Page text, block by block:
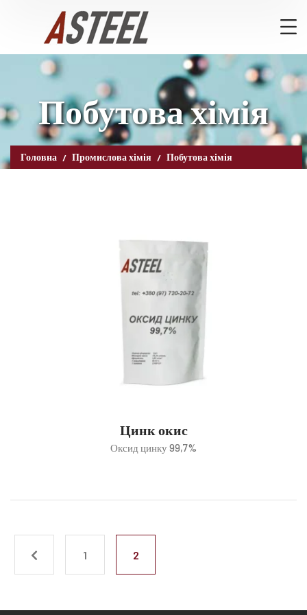
Побутова хімія
Головна Промислова хімія Побутова хімія
Цинк окис
Оксид цинку 99,7%
1 2